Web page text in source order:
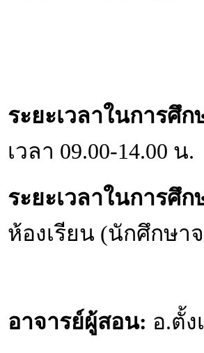
ระยะเวลาในการศึ
เวลา 09.00-14.00 น.
ระยะเวลาในการศึ
ห้องเรียน (นักศึกษา
อาจารย์ผู้สอน: อ.ตั้ง